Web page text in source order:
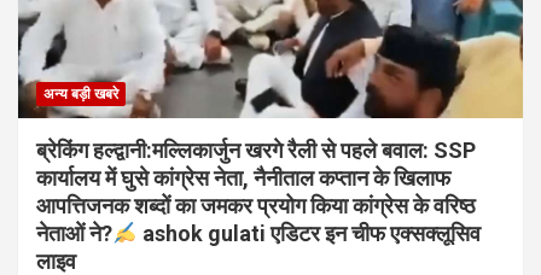
अन्य बड़ी खबरे
ब्रेकिंग हल्द्वानी:मल्लिकार्जुन खरगे रैली से पहले बवाल: SSP
कार्यालय में घुसे कांग्रेस नेता, नैनीताल कप्तान के खिलाफ
आपत्तिजनक शब्दों का जमकर प्रयोग किया कांग्रेस के वरिष्ठ
नेताओं ने?
ashok gulati एडिटर इन चीफ एक्सक्लूसिव
लाइव